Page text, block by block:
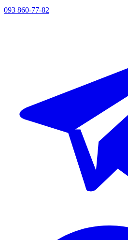
093 860-77-82